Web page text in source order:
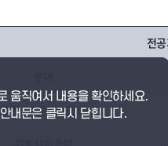
전
관련 교양(기초교양)